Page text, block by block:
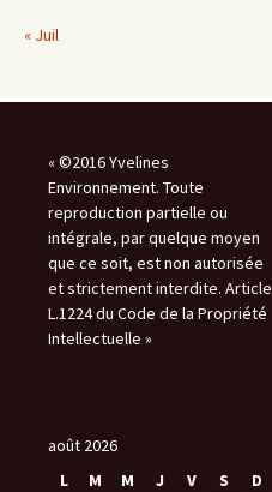
« Juil
« ©2016 Yvelines
Environnement. Toute
reproduction partielle ou
intégrale, par quelque moyen
que ce soit, est non autorisée
et strictement interdite. Article
L.1224 du Code de la Propriété
Intellectuelle »
août 2026
L
M M J V S
D